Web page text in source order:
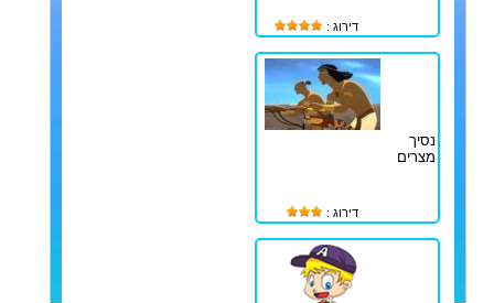
דירוג :
נסיך
מצרים
דירוג :